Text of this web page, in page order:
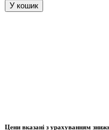
У кошик
Цени вказані з урахуванням